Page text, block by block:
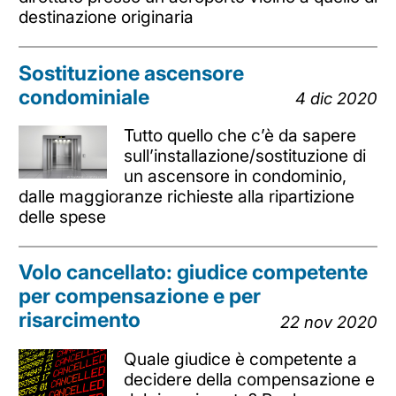
destinazione originaria
Sostituzione ascensore
condominiale
4 dic 2020
Tutto quello che c’è da sapere
sull’installazione/sostituzione di
un ascensore in condominio,
dalle maggioranze richieste alla ripartizione
delle spese
Volo cancellato: giudice competente
per compensazione e per
risarcimento
22 nov 2020
Quale giudice è competente a
decidere della compensazione e